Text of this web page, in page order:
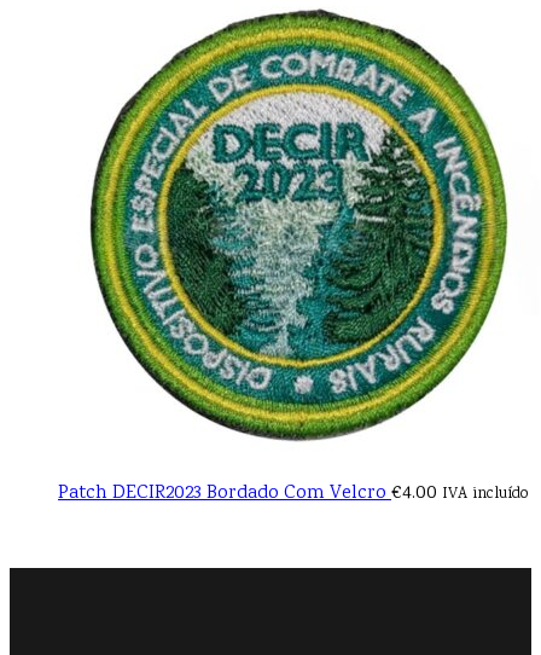
Patch DECIR2023 Bordado Com Velcro€4.00 IVA incluído